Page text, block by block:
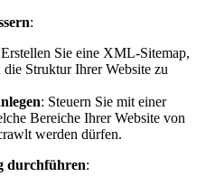
:
Sie eine XML-Sitemap,
die Struktur Ihrer Website zu
: Steuern Sie mit einer
Bereiche Ihrer Website von
werden dürfen.
durchführen: